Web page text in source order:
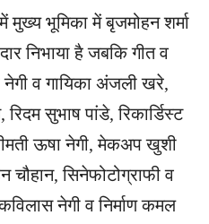
मुख्य भूमिका में बृजमोहन शर्मा
निभाया है जबकि गीत व
व गायिका अंजली खरे,
सुभाष पांडे, रिकार्डिस्ट
ऊषा नेगी, मेकअप खुशी
चौहान, सिनेफोटोग्राफी व
नेगी व निर्माण कमल